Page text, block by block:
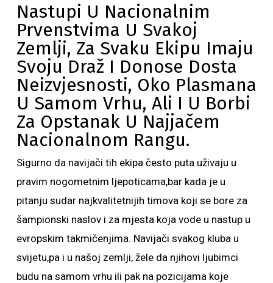
Nastupi U Nacionalnim
Prvenstvima U Svakoj
Zemlji, Za Svaku Ekipu Imaju
Svoju Draž I Donose Dosta
Neizvjesnosti, Oko Plasmana
U Samom Vrhu, Ali I U Borbi
Za Opstanak U Najjačem
Nacionalnom Rangu.
Sigurno da navijači tih ekipa često puta uživaju u
pravim nogometnim ljepoticama,bar kada je u
pitanju sudar najkvalitetnijih timova koji se bore za
šampionski naslov i za mjesta koja vode u nastup u
evropskim takmičenjima. Navijači svakog kluba u
svijetu,pa i u našoj zemlji, žele da njihovi ljubimci
budu na samom vrhu ili pak na pozicijama koje